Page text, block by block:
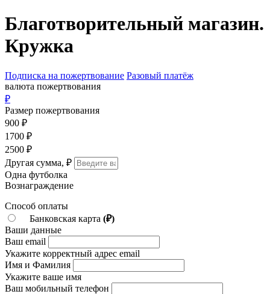
Перейти
к
контенту
Благотворительный магазин.
Кружка
Подписка на пожертвование Разовый платёж
валюта пожертвования
₽
Размер пожертвования
900 ₽
1700 ₽
2500 ₽
Другая сумма, ₽
Одна футболка
Вознаграждение
Способ оплаты
Банковская карта (₽)
Ваши данные
Ваш email
Укажите корректный адрес email
Имя и Фамилия
Укажите ваше имя
Ваш мобильный телефон